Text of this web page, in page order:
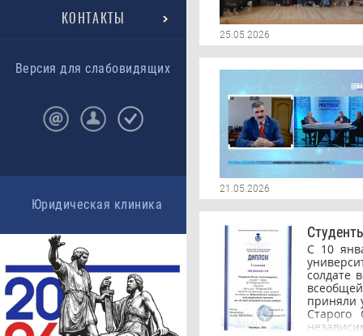
КОНТАКТЫ
Версия для слабовидящих
Юридическая клиника
25.05.2026
21.05.2026
С 10
солдате
приняли